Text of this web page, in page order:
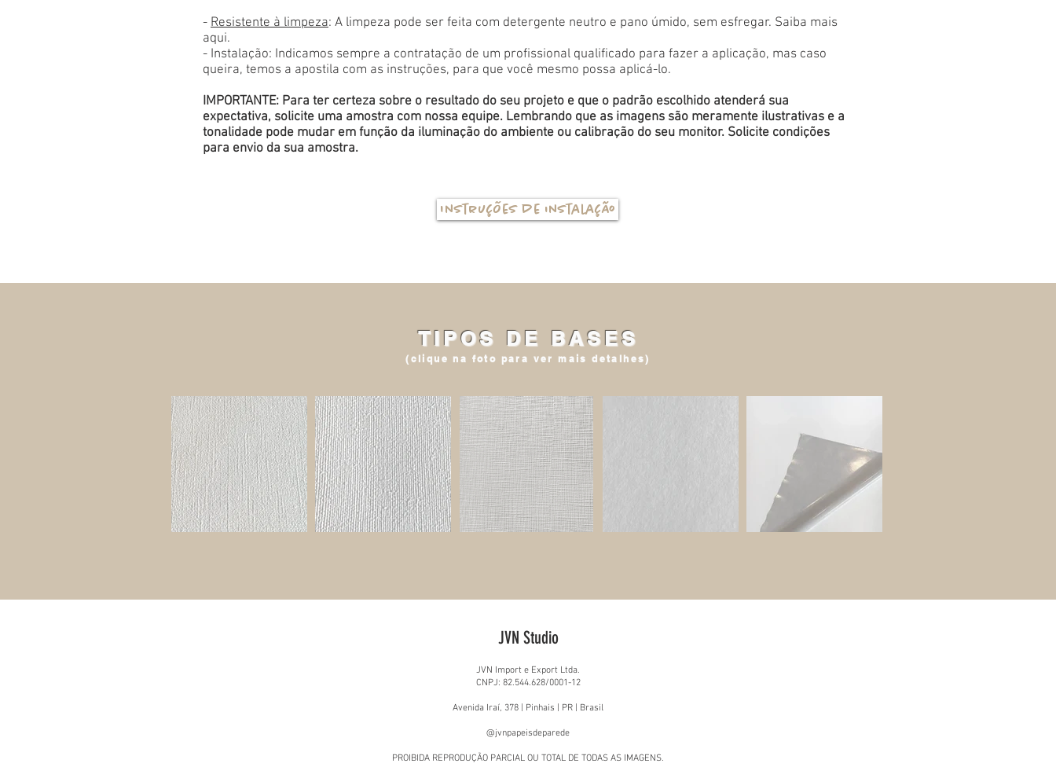
- Resistente à limpeza: A limpeza pode ser feita com detergente neutro e pano úmido, sem esfregar. Saiba mais
aqui.
- Instalação: Indicamos sempre a contratação de um profissional qualificado para fazer a aplicação, mas caso
queira, temos a apostila com as instruções, para que você mesmo possa aplicá-lo.
IMPORTANTE: Para ter certeza sobre o resultado do seu projeto e que o padrão escolhido atenderá sua
expectativa, solicite uma amostra com nossa equipe. Lembrando que as imagens são meramente ilustrativas e a
tonalidade pode mudar em função da iluminação do ambiente ou calibração do seu monitor. Solicite condições
para envio da sua amostra.
Instruções de instalação
TIPOS DE BASES
(clique na foto para ver mais detalhes)
JVN Studio
JVN Import e Export Ltda.
CNPJ: 82.544.628/0001-12
Avenida Iraí, 378 | Pinhais | PR | Brasil
@jvnpapeisdeparede
PROIBIDA REPRODUÇÃO PARCIAL OU TOTAL DE TODAS AS IMAGENS.